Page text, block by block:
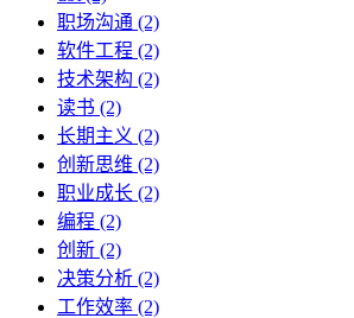
职场沟通 (2)
软件工程 (2)
技术架构 (2)
读书 (2)
长期主义 (2)
创新思维 (2)
职业成长 (2)
编程 (2)
创新 (2)
决策分析 (2)
工作效率 (2)